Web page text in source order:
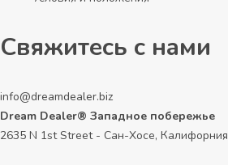
Свяжитесь с нами
info@dreamdealer.biz
Dream Dealer® Западное побережье
2635 N 1st Street - Сан-Хосе, Калифорния